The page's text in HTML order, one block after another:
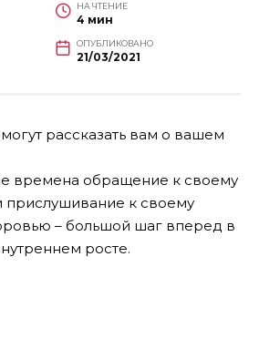
НА ЧТЕНИЕ
4 мин
ОПУБЛИКОВАНО
21/03/2021
рассказать вам о вашем
времена обращение к своему
прислушивание к своему
– большой шаг вперед в
росте.